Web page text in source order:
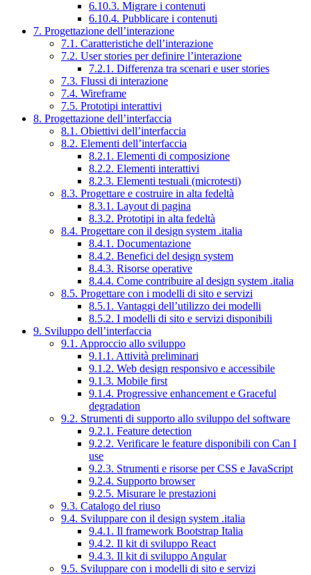
6.10.3. Migrare i contenuti
6.10.4. Pubblicare i contenuti
7. Progettazione dell’interazione
7.1. Caratteristiche dell’interazione
7.2. User stories per definire l’interazione
7.2.1. Differenza tra scenari e user stories
7.3. Flussi di interazione
7.4. Wireframe
7.5. Prototipi interattivi
8. Progettazione dell’interfaccia
8.1. Obiettivi dell’interfaccia
8.2. Elementi dell’interfaccia
8.2.1. Elementi di composizione
8.2.2. Elementi interattivi
8.2.3. Elementi testuali (microtesti)
8.3. Progettare e costruire in alta fedeltà
8.3.1. Layout di pagina
8.3.2. Prototipi in alta fedeltà
8.4. Progettare con il design system .italia
8.4.1. Documentazione
8.4.2. Benefici del design system
8.4.3. Risorse operative
8.4.4. Come contribuire al design system .italia
8.5. Progettare con i modelli di sito e servizi
8.5.1. Vantaggi dell’utilizzo dei modelli
8.5.2. I modelli di sito e servizi disponibili
9. Sviluppo dell’interfaccia
9.1. Approccio allo sviluppo
9.1.1. Attività preliminari
9.1.2. Web design responsivo e accessibile
9.1.3. Mobile first
9.1.4. Progressive enhancement e Graceful
degradation
9.2. Strumenti di supporto allo sviluppo del software
9.2.1. Feature detection
9.2.2. Verificare le feature disponibili con Can I
use
9.2.3. Strumenti e risorse per CSS e JavaScript
9.2.4. Supporto browser
9.2.5. Misurare le prestazioni
9.3. Catalogo del riuso
9.4. Sviluppare con il design system .italia
9.4.1. Il framework Bootstrap Italia
9.4.2. Il kit di sviluppo React
9.4.3. Il kit di sviluppo Angular
9.5. Sviluppare con i modelli di sito e servizi